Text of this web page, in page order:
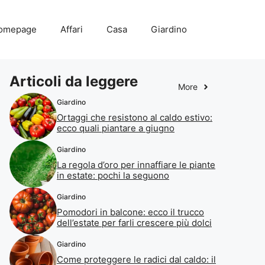
Affari Casa Giardino
Articoli da leggere More
Giardino
Ortaggi che resistono al caldo estivo:
ecco quali piantare a giugno
Giardino
La regola d’oro per innaffiare le piante
in estate: pochi la seguono
Giardino
Pomodori in balcone: ecco il trucco
dell’estate per farli crescere più dolci
Giardino
Come proteggere le radici dal caldo: il